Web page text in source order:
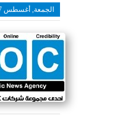
الجمعة, أغسطس 7, 2026